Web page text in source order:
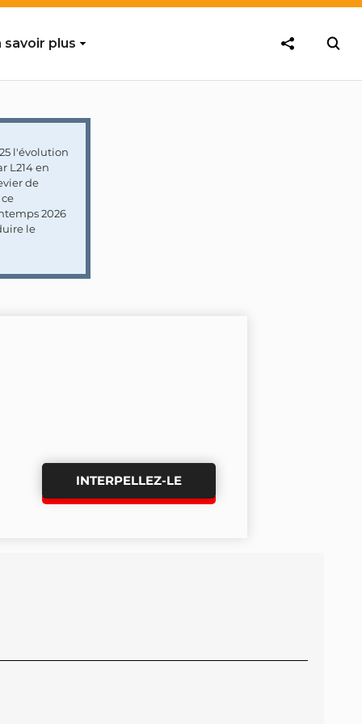
savoir plus
l'évolution
L214 en
de
2026
le
INTERPELLEZ-LE